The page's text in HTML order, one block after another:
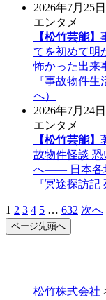
2026年7月25日
エンタメ
【松竹芸能】
てを初めて明
怖かった出来
『事故物件
へ）
2026年7月24日
エンタメ
【松竹芸能】
故物件怪談 恐
へ―― 日本各
『冥途探訪
1 2 3 4 5 … 632 次へ
ページ先頭へ
松竹株式会社